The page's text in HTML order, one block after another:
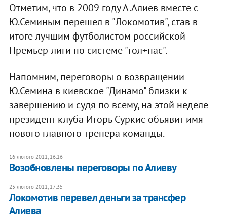
Отметим, что в 2009 году А.Алиев вместе с
Ю.Семиным перешел в "Локомотив", став в
итоге лучшим футболистом российской
Премьер-лиги по системе "гол+пас".
Напомним, переговоры о возвращении
Ю.Семина в киевское "Динамо" близки к
завершению и судя по всему, на этой неделе
президент клуба Игорь Суркис объявит имя
нового главного тренера команды.
16 лютого 2011, 16:16
Возобновлены переговоры по Алиеву
25 лютого 2011, 17:35
Локомотив перевел деньги за трансфер
Алиева